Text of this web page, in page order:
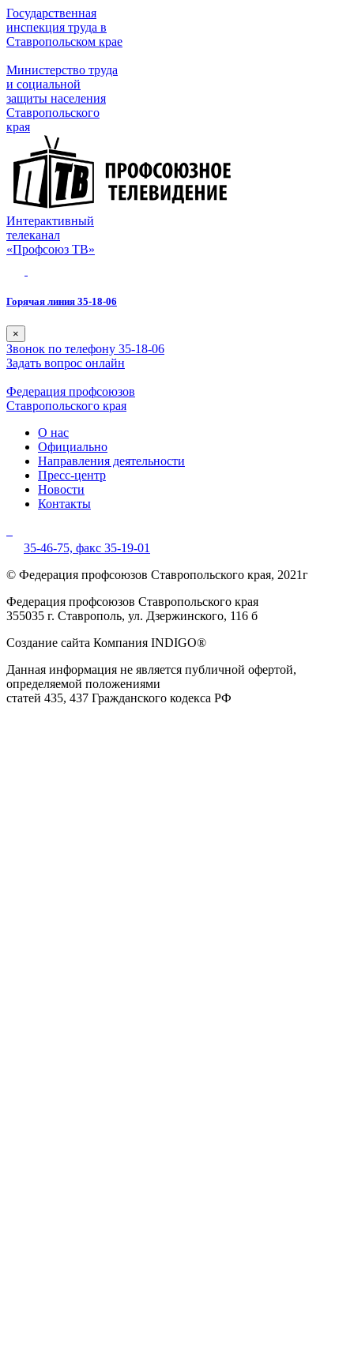
Государственная
инспекция труда в
Ставропольском крае
Министерство труда
и социальной
защиты населения
Ставропольского
края
Интерактивный
телеканал
«Профсоюз ТВ»
Горячая линия 35-18-06
×
Звонок по телефону 35-18-06
Задать вопрос онлайн
Федерация профсоюзов
Ставропольского края
О нас
Официально
Направления деятельности
Пресс-центр
Новости
Контакты
35-46-75, факс 35-19-01
© Федерация профсоюзов Ставропольского края, 2021г
Федерация профсоюзов Ставропольского края
355035 г. Ставрополь, ул. Дзержинского, 116 б
Создание сайта Компания INDIGO®
Данная информация не является публичной офертой,
определяемой положениями
статей 435, 437 Гражданского кодекса РФ